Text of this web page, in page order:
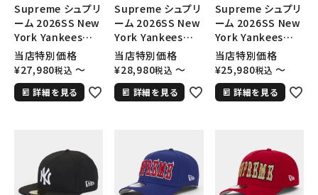
Supreme シュプリ
ーム 2026SS New
York Yankees
New Era Cap ニュ
ーヨークヤンキース
ニューエラ キャップ
ネイビー
当店特別価格
¥27,980税込 〜
詳細を見る
Supreme シュプリ
ーム 2026SS New
York Yankees
New Era Cap ニュ
ーヨークヤンキース
ニューエラ キャップ
ウッドランドカモ
当店特別価格
¥28,980税込 〜
詳細を見る
Supreme シュプリ
ーム 2026SS New
York Yankees
New Era Cap ニュ
ーヨークヤンキース
ニューエラ キャップ
ブルー
当店特別価格
¥25,980税込 〜
詳細を見る